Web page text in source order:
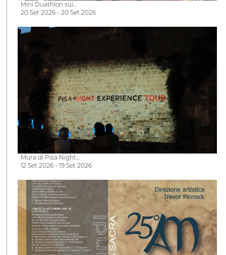
Mini Duathlon sui…
20 Set 2026 - 20 Set 2026
Mura di Pisa Night…
12 Set 2026 - 19 Set 2026